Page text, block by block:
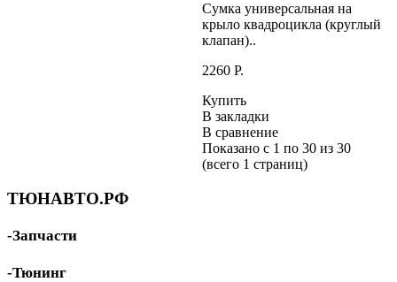
Сумка универсальная на
крыло квадроцикла (круглый
клапан)..
2260 P.
Купить
В закладки
В сравнение
Показано с 1 по 30 из 30
(всего 1 страниц)
ТЮНАВТО.РФ
-Запчасти
-Тюнинг